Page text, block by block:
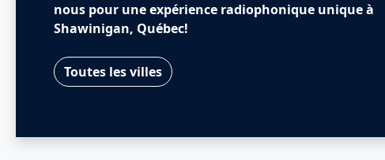
nous pour une expérience radiophonique unique à
Shawinigan, Québec!
Toutes les villes